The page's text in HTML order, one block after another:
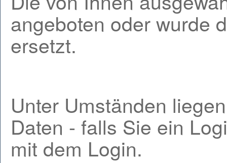
angeboten oder wurde
ersetzt.
Unter Umständen
Daten - falls Sie ein
mit dem Login.